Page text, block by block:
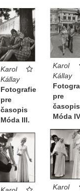
Karol
Kállay
Fotografie
pre
časopis
Móda III.
Karol
Kállay
pre
časopis
Móda
Karol